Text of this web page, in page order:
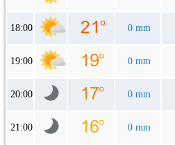
18:00 0 mm
19:00 0 mm
20:00 0 mm
21:00 0 mm